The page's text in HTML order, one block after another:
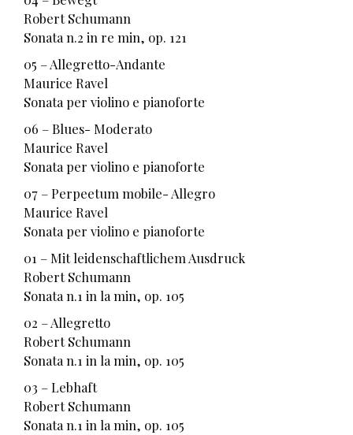
Robert Schumann
Sonata n.2 in re min, op. 121
05 – Allegretto-Andante
Maurice Ravel
Sonata per violino e pianoforte
06 – Blues- Moderato
Maurice Ravel
Sonata per violino e pianoforte
07 – Perpeetum mobile- Allegro
Maurice Ravel
Sonata per violino e pianoforte
01 – Mit leidenschaftlichem Ausdruck
Robert Schumann
Sonata n.1 in la min, op. 105
02 – Allegretto
Robert Schumann
Sonata n.1 in la min, op. 105
03 – Lebhaft
Robert Schumann
Sonata n.1 in la min, op. 105